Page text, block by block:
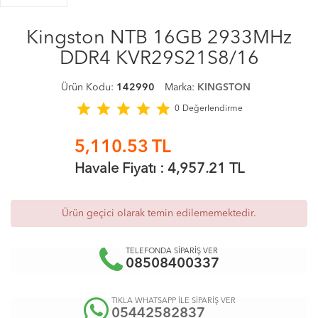
Kingston NTB 16GB 2933MHz
DDR4 KVR29S21S8/16
Ürün Kodu: 142990 Marka: KINGSTON
star star star star star 0 Değerlendirme
5,110.53 TL
Havale Fiyatı : 4,957.21 TL
Ürün geçici olarak temin edilememektedir.
TELEFONDA SİPARİŞ VER
08508400337
TIKLA WHATSAPP İLE SİPARİŞ VER
05442582837